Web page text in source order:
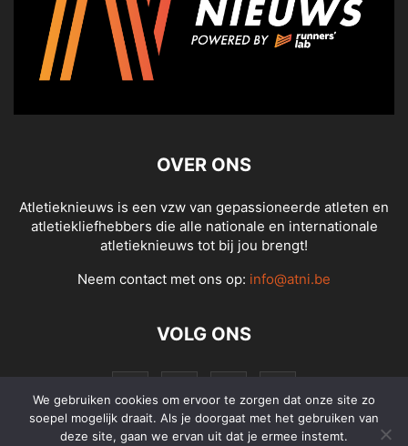
OVER ONS
Atletieknieuws is een vzw van gepassioneerde atleten en
atletiekliefhebbers die alle nationale en internationale
atletieknieuws tot bij jou brengt!
Neem contact met ons op: info@atni.be
VOLG ONS
We gebruiken cookies om ervoor te zorgen dat onze site zo
soepel mogelijk draait. Als je doorgaat met het gebruiken van
deze site, gaan we ervan uit dat je ermee instemt.